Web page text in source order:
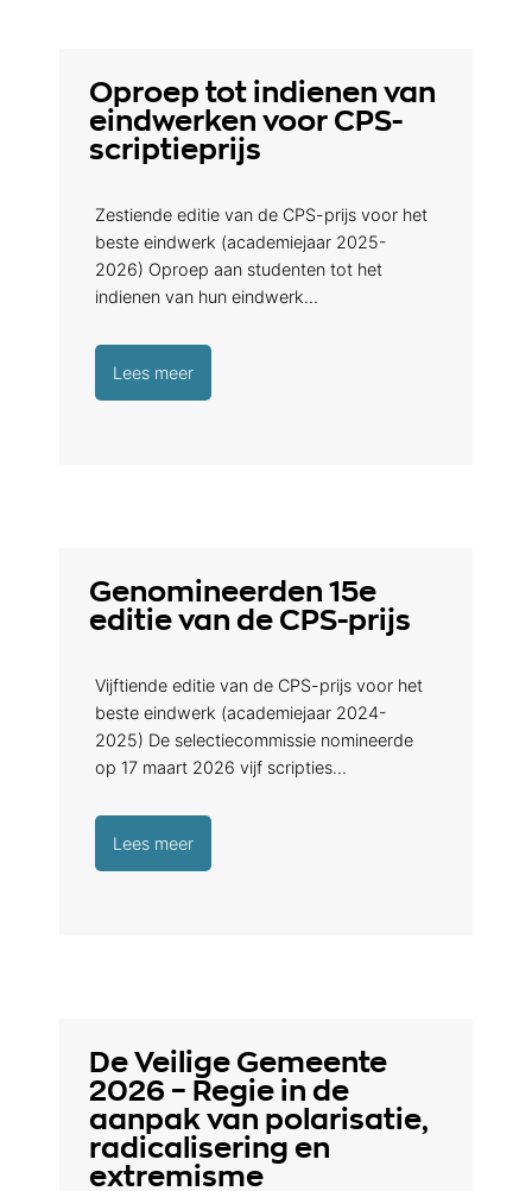
Oproep tot indienen van
eindwerken voor CPS-
scriptieprijs
Zestiende editie van de CPS-prijs voor het
beste eindwerk (academiejaar 2025-
2026) Oproep aan studenten tot het
indienen van hun eindwerk…
Lees meer
Genomineerden 15e
editie van de CPS-prijs
Vijftiende editie van de CPS-prijs voor het
beste eindwerk (academiejaar 2024-
2025) De selectiecommissie nomineerde
op 17 maart 2026 vijf scripties…
Lees meer
De Veilige Gemeente
2026 – Regie in de
aanpak van polarisatie,
radicalisering en
extremisme